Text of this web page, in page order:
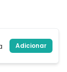
Adicionar